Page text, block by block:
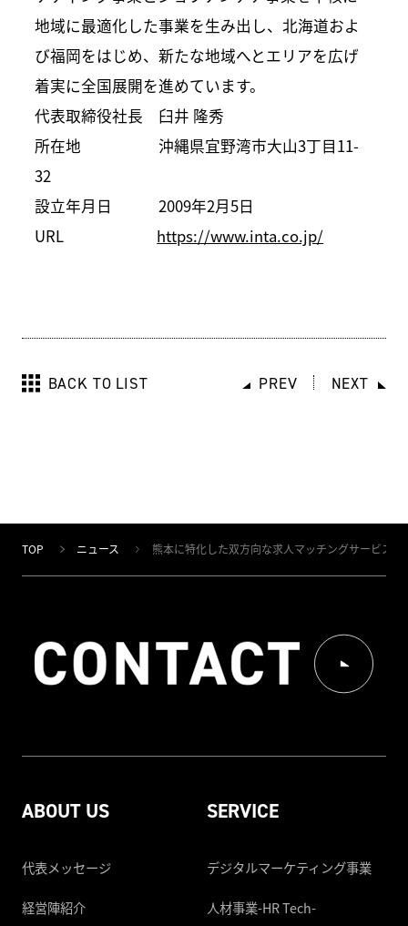
地域に最適化した事業を生み出し、北海道およ
び福岡をはじめ、新たな地域へとエリアを広げ
着実に全国展開を進めています。
代表取締役社長 臼井 隆秀
所在地 沖縄県宜野湾市大山3丁目11-
32
設立年月日 2009年2月5日
URL https://www.inta.co.jp/
BACK TO LIST PREV NEXT
TOP ニュース 熊本に特化した双方向な求人マッチングサービス
ABOUT US
代表メッセージ
経営陣紹介
SERVICE
デジタルマーケティング事業
人材事業-HR Tech-